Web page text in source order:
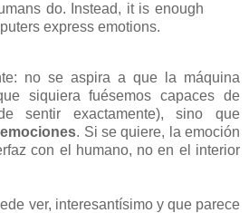
do. Instead, it is enough
express emotions.
no se aspira a que la máquina
siquiera fuésemos capaces de
sentir exactamente), sino que
. Si se quiere, la emoción
con el humano, no en el interior
ver, interesantísimo y que parece